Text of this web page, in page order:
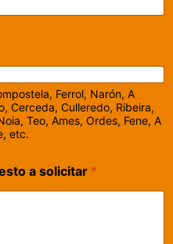
Ferrol, Narón, A
Cerceda, Culleredo, Ribeira,
Teo, Ames, Ordes, Fene, A
etc.
a solicitar *